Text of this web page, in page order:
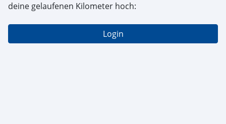
deine gelaufenen Kilometer hoch:
Login